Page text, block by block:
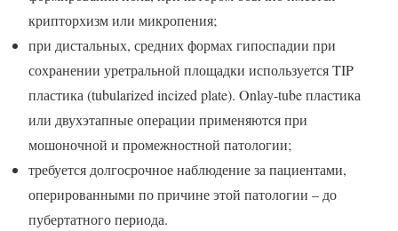
крипторхизм или микропения;
при дистальных, средних формах гипоспадии при
сохранении уретральной площадки используется TIP
пластика (tubularized incized plate). Onlay-tube пластика
или двухэтапные операции применяются при
мошоночной и промежностной патологии;
требуется долгосрочное наблюдение за пациентами,
оперированными по причине этой патологии – до
пубертатного периода.